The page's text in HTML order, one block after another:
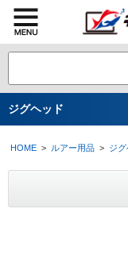
ジグヘッド
HOME > ルアー用品 > ジ